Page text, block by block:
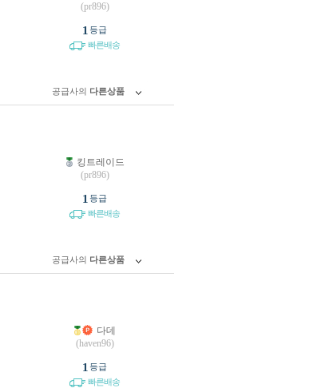
(pr896)
1 등급
빠른배송
공급사의 다른상품
킹트레이드
(pr896)
1 등급
빠른배송
공급사의 다른상품
다데
(haven96)
1 등급
빠른배송